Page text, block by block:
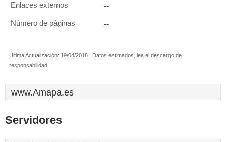
Enlaces externos --
Número de páginas --
Última Actualización: 19/04/2018 . Datos estimados, lea el descargo de
responsabilidad.
www.Amapa.es
Servidores